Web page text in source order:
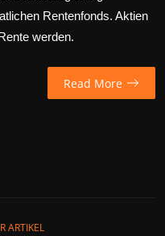
Rentenfonds. Aktien
werden.
Read More
ARTIKEL